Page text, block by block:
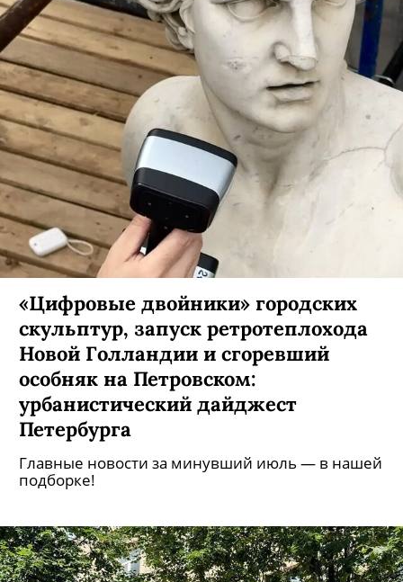
«Цифровые двойники» городских
скульптур, запуск ретротеплохода
Новой Голландии и сгоревший
особняк на Петровском:
урбанистический дайджест
Петербурга
Главные новости за минувший июль — в нашей
подборке!